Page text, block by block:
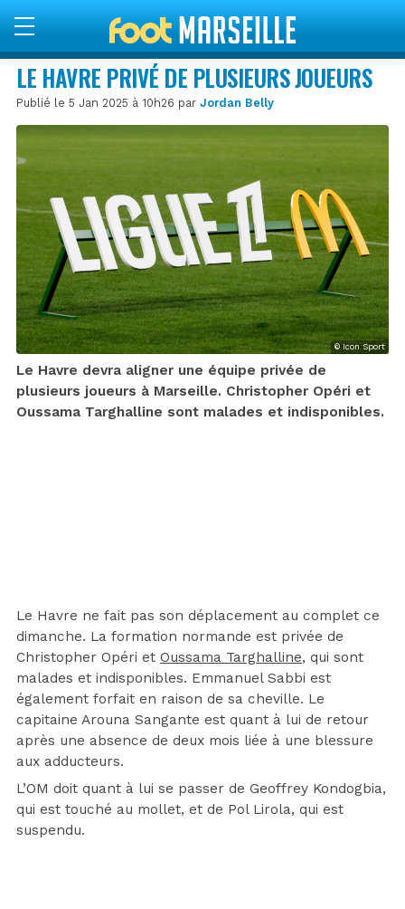
LE HAVRE PRIVÉ DE PLUSIEURS JOUEURS
Publié le 5 Jan 2025 à 10h26 par Jordan Belly
© Icon Sport
Le Havre devra aligner une équipe privée de
plusieurs joueurs à Marseille. Christopher Opéri et
Oussama Targhalline sont malades et indisponibles.
Le Havre ne fait pas son déplacement au complet ce
dimanche. La formation normande est privée de
Christopher Opéri et Oussama Targhalline, qui sont
malades et indisponibles. Emmanuel Sabbi est
également forfait en raison de sa cheville. Le
capitaine Arouna Sangante est quant à lui de retour
après une absence de deux mois liée à une blessure
aux adducteurs.
L’OM doit quant à lui se passer de Geoffrey Kondogbia,
qui est touché au mollet, et de Pol Lirola, qui est
suspendu.